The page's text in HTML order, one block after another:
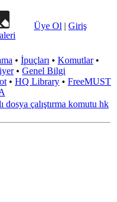
Üye Ol | Giriş
• İpuçları • Komutlar•
• Genel Bilgi
• HQ Library • FreeMUST
dosya çalıştırma komutu hk